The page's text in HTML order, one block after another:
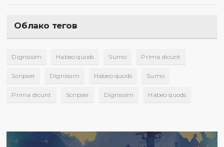
Облако тегов
Dignissim Habeo quods Sumo Prima dicunt
Scripser Dignissim Habeo quods Sumo
Prima dicunt Scripser Dignissim Habeo quods